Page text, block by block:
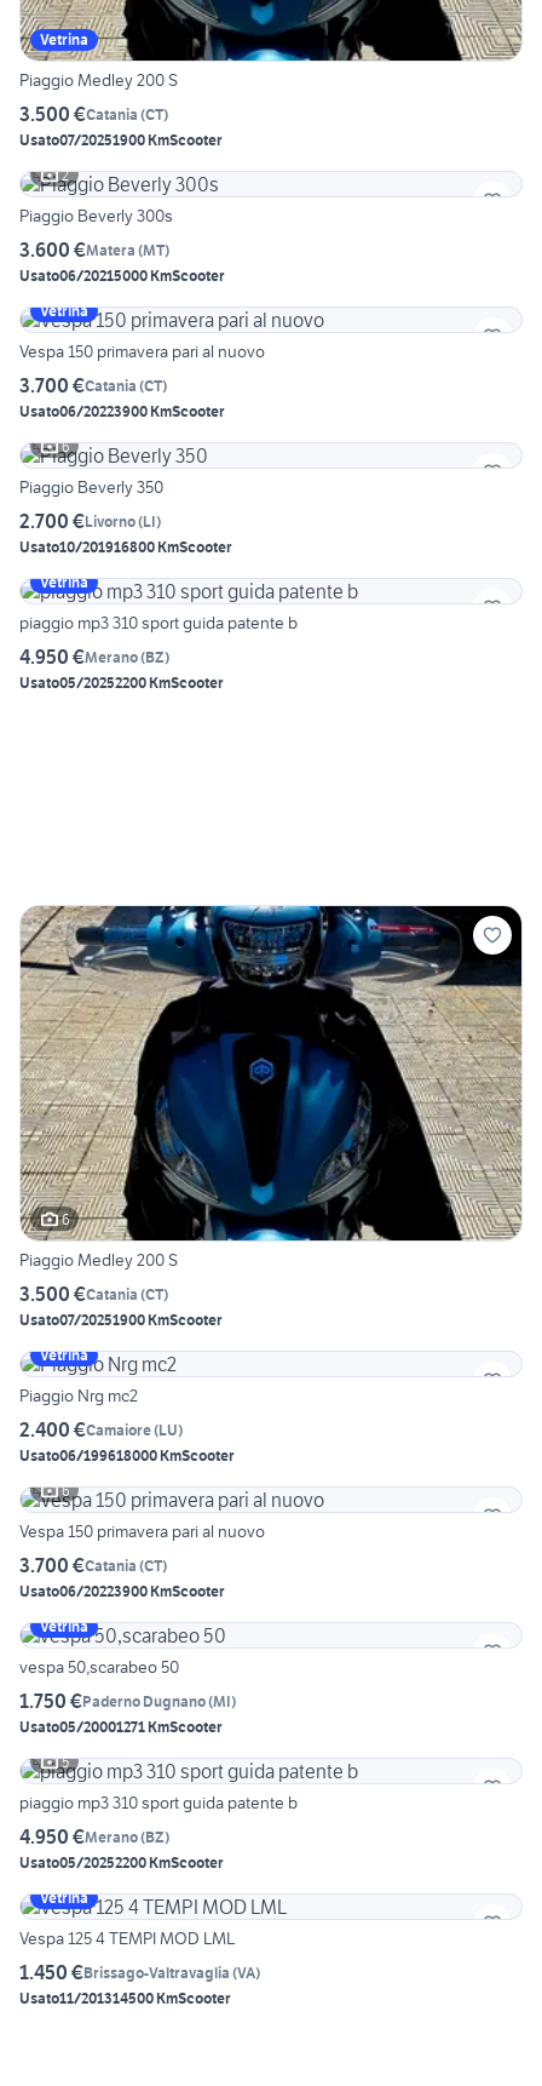
Vetrina
Piaggio Medley 200 S
3.500 €Catania (CT)
Usato07/20251900 KmScooter
2
Piaggio Beverly 300s
3.600 €Matera (MT)
Usato06/20215000 KmScooter
Vetrina
Vespa 150 primavera pari al nuovo
3.700 €Catania (CT)
Usato06/20223900 KmScooter
6
Piaggio Beverly 350
2.700 €Livorno(LI)
Usato10/201916800 KmScooter
Vetrina
piaggio mp3 310 sport guida patente b
4.950 €Merano(BZ)
Usato05/20252200 KmScooter
6
Piaggio Medley 200 S
3.500 €Catania (CT)
Usato07/20251900 KmScooter
Vetrina
Piaggio Nrg mc2
2.400 €Camaiore(LU)
Usato06/199618000 KmScooter
6
Vespa 150 primavera pari al nuovo
3.700 €Catania (CT)
Usato06/20223900 KmScooter
Vetrina
vespa 50,scarabeo 50
1.750 €Paderno Dugnano(MI)
Usato05/20001271 KmScooter
5
piaggio mp3 310 sport guida patente b
4.950 €Merano(BZ)
Usato05/20252200 KmScooter
Vetrina
Vespa 125 4 TEMPI MOD LML
1.450 €Brissago-Valtravaglia (VA)
Usato11/201314500 KmScooter